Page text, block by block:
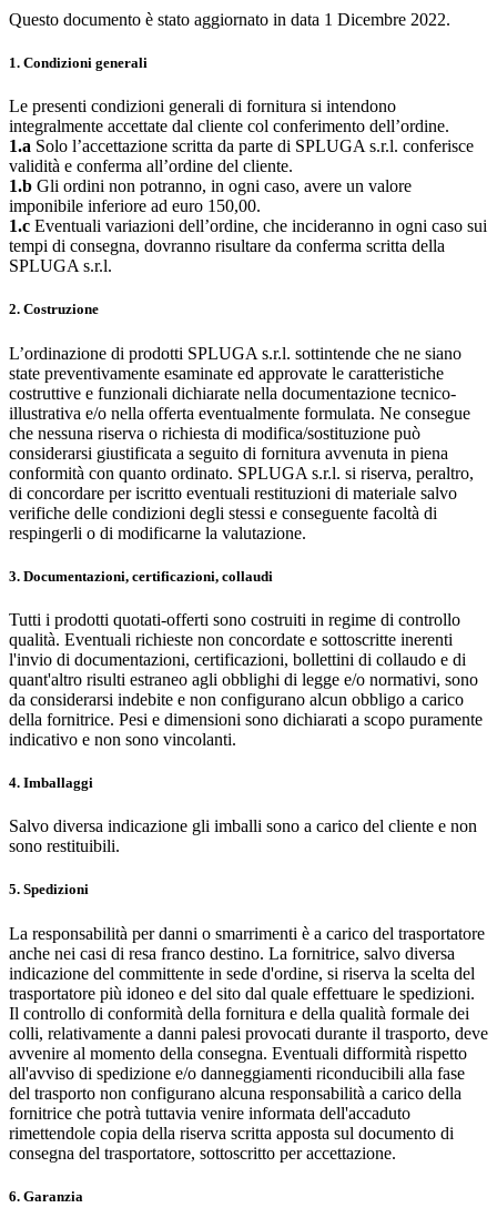
Questo documento è stato aggiornato in data 1 Dicembre 2022.
1. Condizioni generali
Le presenti condizioni generali di fornitura si intendono
integralmente accettate dal cliente col conferimento dell’ordine.
1.a Solo l’accettazione scritta da parte di SPLUGA s.r.l. conferisce
validità e conferma all’ordine del cliente.
1.b Gli ordini non potranno, in ogni caso, avere un valore
imponibile inferiore ad euro 150,00.
1.c Eventuali variazioni dell’ordine, che incideranno in ogni caso sui
tempi di consegna, dovranno risultare da conferma scritta della
SPLUGA s.r.l.
2. Costruzione
L’ordinazione di prodotti SPLUGA s.r.l. sottintende che ne siano
state preventivamente esaminate ed approvate le caratteristiche
costruttive e funzionali dichiarate nella documentazione tecnico-
illustrativa e/o nella offerta eventualmente formulata. Ne consegue
che nessuna riserva o richiesta di modifica/sostituzione può
considerarsi giustificata a seguito di fornitura avvenuta in piena
conformità con quanto ordinato. SPLUGA s.r.l. si riserva, peraltro,
di concordare per iscritto eventuali restituzioni di materiale salvo
verifiche delle condizioni degli stessi e conseguente facoltà di
respingerli o di modificarne la valutazione.
3. Documentazioni, certificazioni, collaudi
Tutti i prodotti quotati-offerti sono costruiti in regime di controllo
qualità. Eventuali richieste non concordate e sottoscritte inerenti
l'invio di documentazioni, certificazioni, bollettini di collaudo e di
quant'altro risulti estraneo agli obblighi di legge e/o normativi, sono
da considerarsi indebite e non configurano alcun obbligo a carico
della fornitrice. Pesi e dimensioni sono dichiarati a scopo puramente
indicativo e non sono vincolanti.
4. Imballaggi
Salvo diversa indicazione gli imballi sono a carico del cliente e non
sono restituibili.
5. Spedizioni
La responsabilità per danni o smarrimenti è a carico del trasportatore
anche nei casi di resa franco destino. La fornitrice, salvo diversa
indicazione del committente in sede d'ordine, si riserva la scelta del
trasportatore più idoneo e del sito dal quale effettuare le spedizioni.
Il controllo di conformità della fornitura e della qualità formale dei
colli, relativamente a danni palesi provocati durante il trasporto, deve
avvenire al momento della consegna. Eventuali difformità rispetto
all'avviso di spedizione e/o danneggiamenti riconducibili alla fase
del trasporto non configurano alcuna responsabilità a carico della
fornitrice che potrà tuttavia venire informata dell'accaduto
rimettendole copia della riserva scritta apposta sul documento di
consegna del trasportatore, sottoscritto per accettazione.
6. Garanzia